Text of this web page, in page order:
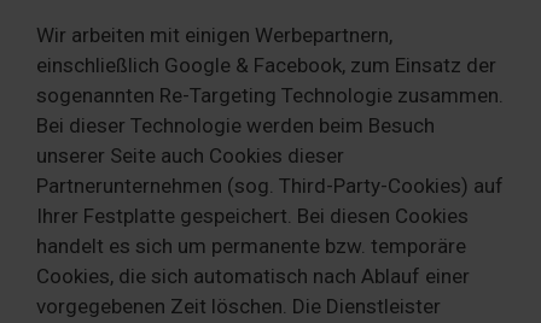
Wir arbeiten mit einigen Werbepartnern,
einschließlich Google & Facebook, zum Einsatz der
sogenannten Re-Targeting Technologie zusammen.
Bei dieser Technologie werden beim Besuch
unserer Seite auch Cookies dieser
Partnerunternehmen (sog. Third-Party-Cookies) auf
Ihrer Festplatte gespeichert. Bei diesen Cookies
handelt es sich um permanente bzw. temporäre
Cookies, die sich automatisch nach Ablauf einer
vorgegebenen Zeit löschen. Die Dienstleister